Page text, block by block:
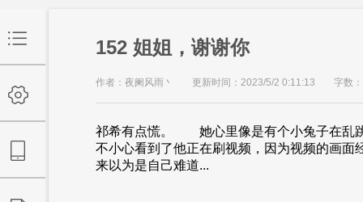
152 姐姐，谢谢你
作者：夜阑风雨丶 更新时间：2023/5/2 0:11:13 字数
祁希有点慌。 她心里像是有个小兔子在乱
不小心看到了他正在刷视频，因为视频的画
来以为是自己难道...